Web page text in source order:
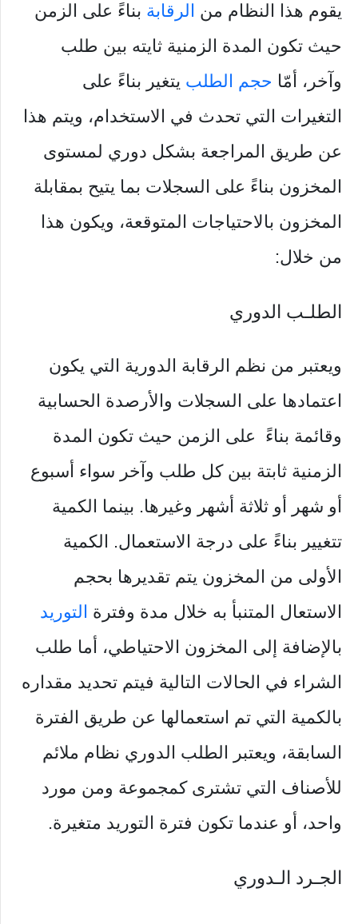
يقوم هذا النظام من الرقابة بناءً على الزمن
حيث تكون المدة الزمنية ثايته بين طلب
وآخر، أمّا حجم الطلب يتغير بناءً على
التغيرات التي تحدث في الاستخدام، ويتم هذا
عن طريق المراجعة بشكل دوري لمستوى
المخزون بناءً على السجلات بما يتيح بمقابلة
المخزون بالاحتياجات المتوقعة، ويكون هذا
من خلال:
الطلـب الدوري
ويعتبر من نظم الرقابة الدورية التي يكون
اعتمادها على السجلات والأرصدة الحسابية
وقائمة بناءً على الزمن حيث تكون المدة
الزمنية ثابتة بين كل طلب وآخر سواء أسبوع
أو شهر أو ثلاثة أشهر وغيرها. بينما الكمية
تتغيير بناءً على درجة الاستعمال. الكمية
الأولى من المخزون يتم تقديرها بحجم
الاستعال المتنبأ به خلال مدة وفترة التوريد
بالإضافة إلى المخزون الاحتياطي، أما طلب
الشراء في الحالات التالية فيتم تحديد مقداره
بالكمية التي تم استعمالها عن طريق الفترة
السابقة، ويعتبر الطلب الدوري نظام ملائم
للأصناف التي تشترى كمجموعة ومن مورد
واحد، أو عندما تكون فترة التوريد متغيرة.
الجـرد الـدوري